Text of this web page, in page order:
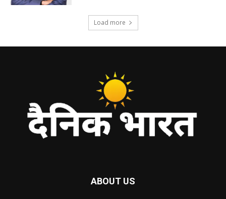
Load more
ABOUT US